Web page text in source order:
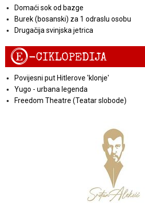
Domaći sok od bazge
Burek (bosanski) za 1 odraslu osobu
Drugačija svinjska jetrica
E-CIKLOPEDIJA
Povijesni put Hitlerove 'klonje'
Yugo - urbana legenda
Freedom Theatre (Teatar slobode)